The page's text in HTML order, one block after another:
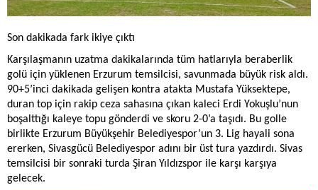
Son dakikada fark ikiye çıktı
Karşılaşmanın uzatma dakikalarında tüm hatlarıyla beraberlik
golü için yüklenen Erzurum temsilcisi, savunmada büyük risk aldı.
90+5’inci dakikada gelişen kontra atakta Mustafa Yüksektepe,
duran top için rakip ceza sahasına çıkan kaleci Erdi Yokuşlu’nun
boşalttığı kaleye topu gönderdi ve skoru 2-0’a taşıdı. Bu golle
birlikte Erzurum Büyükşehir Belediyespor’un 3. Lig hayali sona
ererken, Sivasgücü Belediyespor adını bir üst tura yazdırdı. Sivas
temsilcisi bir sonraki turda Şiran Yıldızspor ile karşı karşıya
gelecek.